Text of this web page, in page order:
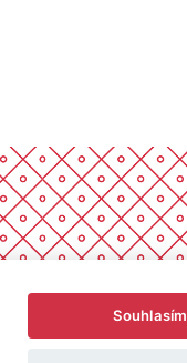
Souhlasím